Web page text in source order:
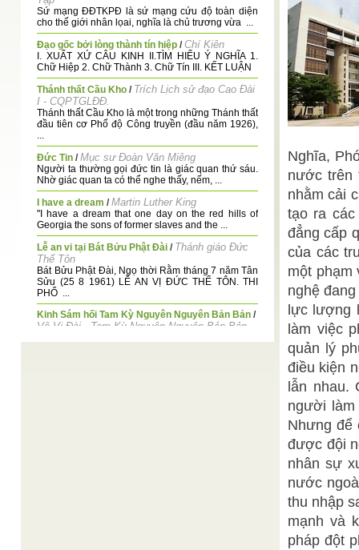
Sứ mạng ĐĐTKPĐ là sứ mạng cứu độ toàn diện
cho thế giới nhân lọai, nghĩa là chủ trương vừa ...
Đạo gốc bởi lòng thành tín hiệp /Chí Kiên
I. XUẤT XỨ CÂU KINH II.TÌM HIỂU Ý NGHĨA 1.
Chữ Hiệp 2. Chữ Thành 3. Chữ Tín III. KẾT LUẬN
Thánh thất Cầu Kho / Trích Lịch sử đạo Cao Đài
I - CQPTGLĐĐ.
Thánh thất Cầu Kho là một trong những Thánh thất
đầu tiên cơ Phổ độ Công truyền (đầu năm 1926),
...
Đức Tin /Mục sư Đoàn Văn Miêng
Người ta thường gọi đức tin là giác quan thứ sáu.
Nhờ giác quan ta có thể nghe thấy, nếm, ...
I have a dream /Martin Luther King
"I have a dream that one day on the red hills of
Georgia the sons of former slaves and the ...
Lễ an vi tại Bát Bửu Phật Đài / Thánh giáo Đức
Thế Tôn
Bát Bửu Phật Đài, Ngọ thời Rằm tháng 7 năm Tân
Sửu (25 8 1961) LỄ AN VỊ ĐỨC THẾ TÔN. THI
PHỔ ...
Kinh Sám hối Tam Kỳ Nguyên Nguyên Bản Bản /
Vô Vi Đài - Tam Kỳ Nguyên Nguyên Bản Bản
Nghĩa,
nước trên
nhằm cải
tạo ra
đẳng cấp
của các
một phạm
nghệ
lực lượng
làm việc
quản lý
điều kiện
lẫn nhau.
người
Nhưng để
được đội
nhân sự
nước
thu nhập
mạnh và
pháp đột